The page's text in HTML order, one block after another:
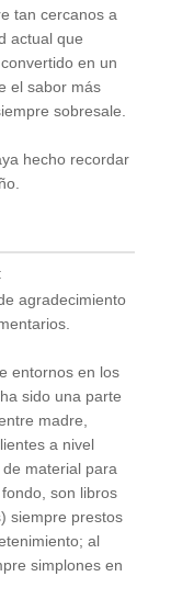
tan cercanos a
actual que
en un
el sabor más
sobresale.
hecho recordar
:
agradecimiento
entornos en los
sido una parte
madre,
a nivel
material para
son libros
siempre prestos
al
simplones en